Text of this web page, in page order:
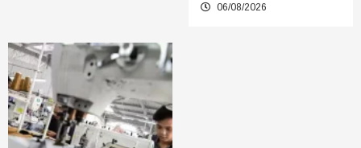
06/08/2026